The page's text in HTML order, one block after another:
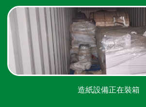
造紙設備正在裝箱